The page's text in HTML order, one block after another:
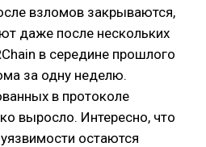
взломов закрываются,
даже после нескольких
в середине прошлого
за одну неделю.
в протоколе
выросло. Интересно, что
остаются